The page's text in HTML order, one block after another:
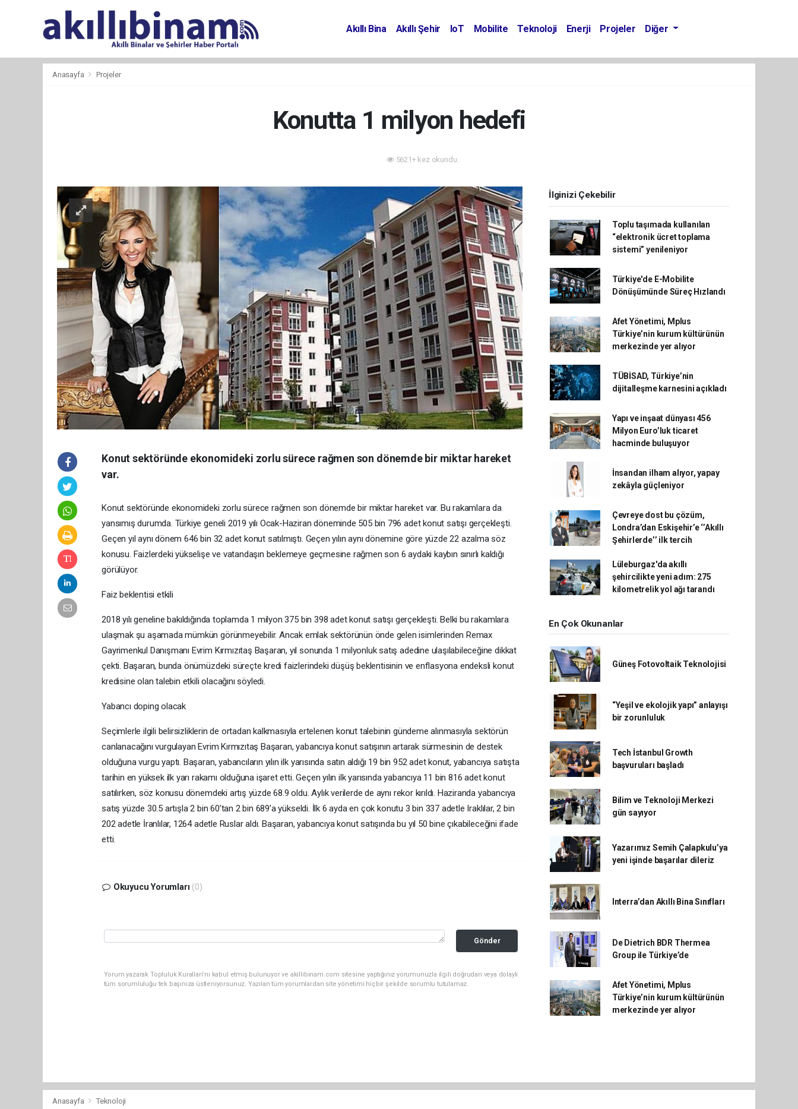
Akıllı Bina Akıllı Şehir IoT Mobilite Teknoloji Enerji Projeler Diğer
Anasayfa Projeler
Konutta 1 milyon hedefi
5621+ kez okundu.
Konut sektöründe ekonomideki zorlu sürece rağmen son dönemde bir miktar hareket
var.
Konut sektöründe ekonomideki zorlu sürece rağmen son dönemde bir miktar hareket var. Bu rakamlara da
yansımış durumda. Türkiye geneli 2019 yılı Ocak-Haziran döneminde 505 bin 796 adet konut satışı gerçekleşti.
Geçen yıl aynı dönem 646 bin 32 adet konut satılmıştı. Geçen yılın aynı dönemine göre yüzde 22 azalma söz
konusu. Faizlerdeki yükselişe ve vatandaşın beklemeye geçmesine rağmen son 6 aydaki kaybın sınırlı kaldığı
görülüyor.
Faiz beklentisi etkili
2018 yılı geneline bakıldığında toplamda 1 milyon 375 bin 398 adet konut satışı gerçekleşti. Belki bu rakamlara
ulaşmak şu aşamada mümkün görünmeyebilir. Ancak emlak sektörünün önde gelen isimlerinden Remax
Gayrimenkul Danışmanı Evrim Kırmızıtaş Başaran, yıl sonunda 1 milyonluk satış adedine ulaşılabileceğine dikkat
çekti. Başaran, bunda önümüzdeki süreçte kredi faizlerindeki düşüş beklentisinin ve enflasyona endeksli konut
kredisine olan talebin etkili olacağını söyledi.
Yabancı doping olacak
Seçimlerle ilgili belirsizliklerin de ortadan kalkmasıyla ertelenen konut talebinin gündeme alınmasıyla sektörün
canlanacağını vurgulayan Evrim Kırmızıtaş Başaran, yabancıya konut satışının artarak sürmesinin de destek
olduğuna vurgu yaptı. Başaran, yabancıların yılın ilk yarısında satın aldığı 19 bin 952 adet konut, yabancıya satışta
tarihin en yüksek ilk yarı rakamı olduğuna işaret etti. Geçen yılın ilk yarısında yabancıya 11 bin 816 adet konut
satılırken, söz konusu dönemdeki artış yüzde 68.9 oldu. Aylık verilerde de aynı rekor kırıldı. Haziranda yabancıya
satış yüzde 30.5 artışla 2 bin 60’tan 2 bin 689’a yükseldi. İlk 6 ayda en çok konutu 3 bin 337 adetle Iraklılar, 2 bin
202 adetle İranlılar, 1264 adetle Ruslar aldı. Başaran, yabancıya konut satışında bu yıl 50 bine çıkabileceğini ifade
etti.
Okuyucu Yorumları (0)
Gönder
Yorum yazarak Topluluk Kuralları’nı kabul etmiş bulunuyor ve akillibinam.com sitesine yaptığınız yorumunuzla ilgili doğrudan veya dolaylı
tüm sorumluluğu tek başınıza üstleniyorsunuz. Yazılan tüm yorumlardan site yönetimi hiçbir şekilde sorumlu tutulamaz.
İlginizi Çekebilir
Toplu taşımada kullanılan
“elektronik ücret toplama
sistemi” yenileniyor
Türkiye'de E-Mobilite
Dönüşümünde Süreç Hızlandı
Afet Yönetimi, Mplus
Türkiye’nin kurum kültürünün
merkezinde yer alıyor
TÜBİSAD, Türkiye’nin
dijitalleşme karnesini açıkladı
Yapı ve inşaat dünyası 456
Milyon Euro’luk ticaret
hacminde buluşuyor
İnsandan ilham alıyor, yapay
zekâyla güçleniyor
Çevreye dost bu çözüm,
Londra’dan Eskişehir’e ‘’Akıllı
Şehirlerde’’ ilk tercih
Lüleburgaz'da akıllı
şehircilikte yeni adım: 275
kilometrelik yol ağı tarandı
En Çok Okunanlar
Güneş Fotovoltaik Teknolojisi
“Yeşil ve ekolojik yapı” anlayışı
bir zorunluluk
Tech İstanbul Growth
başvuruları başladı
Bilim ve Teknoloji Merkezi
gün sayıyor
Yazarımız Semih Çalapkulu’ya
yeni işinde başarılar dileriz
Interra’dan Akıllı Bina Sınıfları
De Dietrich BDR Thermea
Group ile Türkiye’de
Afet Yönetimi, Mplus
Türkiye’nin kurum kültürünün
merkezinde yer alıyor
Anasayfa Teknoloji